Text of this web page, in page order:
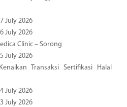
July 2026
July 2026
Clinic – Sorong
July 2026
Transaksi Sertifikasi Halal
July 2026
July 2026